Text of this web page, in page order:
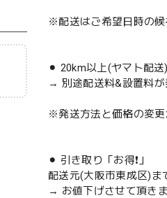
※配送はご希望日時の候
⚫︎ 20km以上(ヤマト配送)
→ 別途配送料&設置料が
※発送方法と価格の変更
⚫︎ 引き取り「お得❗️」
配送元(大阪市東成区)ま
→ お値下げさせて頂き